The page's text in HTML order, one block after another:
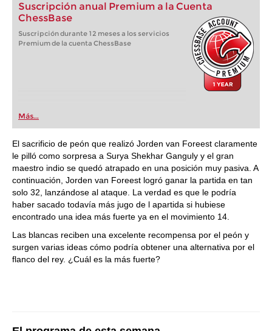
Suscripción anual Premium a la Cuenta
ChessBase
Suscripción durante 12 meses a los servicios
Premium de la cuenta ChessBase
Más...
El sacrificio de peón que realizó Jorden van Foreest claramente
le pilló como sorpresa a Surya Shekhar Ganguly y el gran
maestro indio se quedó atrapado en una posición muy pasiva. A
continuación, Jorden van Foreest logró ganar la partida en tan
solo 32, lanzándose al ataque. La verdad es que le podría
haber sacado todavía más jugo de l apartida si hubiese
encontrado una idea más fuerte ya en el movimiento 14.
Las blancas reciben una excelente recompensa por el peón y
surgen varias ideas cómo podría obtener una alternativa por el
flanco del rey. ¿Cuál es la más fuerte?